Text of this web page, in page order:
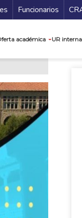
Funcionarios
académica UR